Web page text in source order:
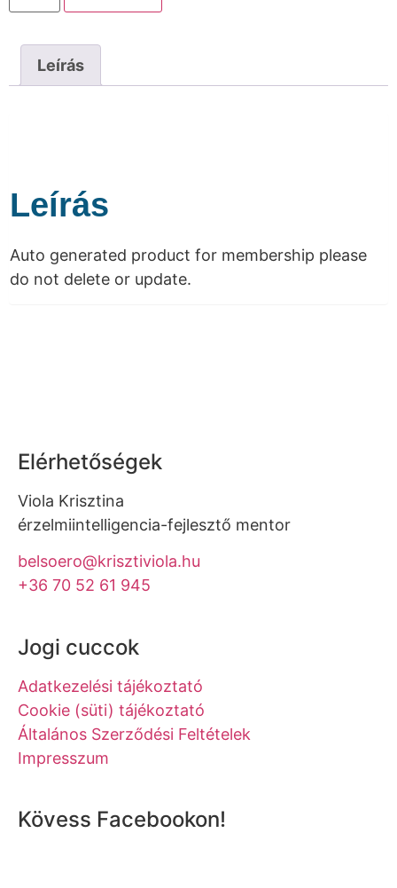
Leírás
Leírás
Auto generated product for membership please
do not delete or update.
Elérhetőségek
Viola Krisztina
érzelmiintelligencia-fejlesztő mentor
belsoero@krisztiviola.hu
+36 70 52 61 945
Jogi cuccok
Adatkezelési tájékoztató
Cookie (süti) tájékoztató
Általános Szerződési Feltételek
Impresszum
Kövess Facebookon!